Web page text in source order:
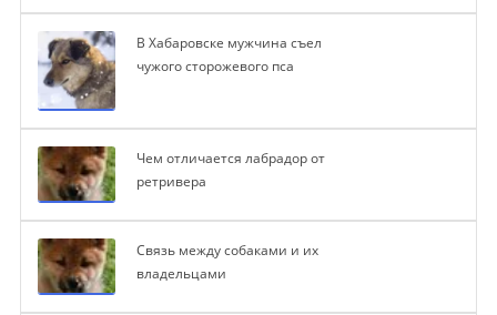
В Хабаровске мужчина съел
чужого сторожевого пса
Чем отличается лабрадор от
ретривера
Связь между собаками и их
владельцами